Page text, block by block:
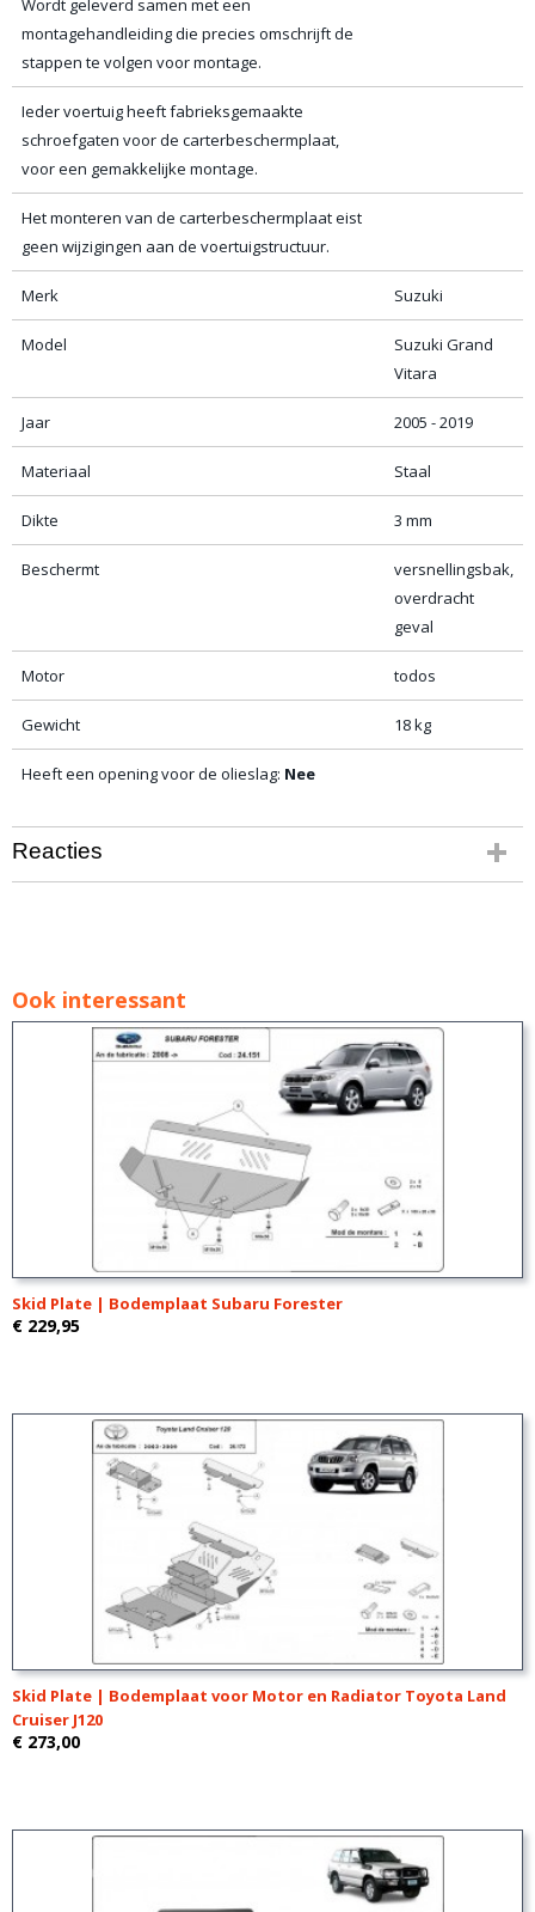
Wordt geleverd samen met een
montagehandleiding die precies omschrijft de
stappen te volgen voor montage.
Ieder voertuig heeft fabrieksgemaakte
schroefgaten voor de carterbeschermplaat,
voor een gemakkelijke montage.
Het monteren van de carterbeschermplaat eist
geen wijzigingen aan de voertuigstructuur.
Merk Suzuki
Model
Suzuki Grand
Vitara
Jaar 2005 - 2019
Materiaal Staal
Dikte 3 mm
Beschermt
versnellingsbak,
overdracht
geval
Motor todos
Gewicht 18 kg
Heeft een opening voor de olieslag: Nee
Reacties
Ook interessant
Skid Plate | Bodemplaat Subaru Forester
€ 229,95
Skid Plate | Bodemplaat voor Motor en Radiator Toyota Land
Cruiser J120
€ 273,00